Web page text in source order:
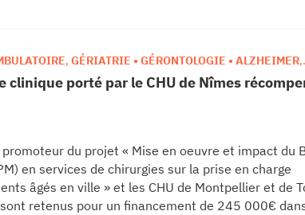
clinique porté par le CHU de Nîmes
, GÉRIATRIE • GÉRONTOLOGIE • ALZHEIMER,
ETUDE
promoteur du projet « Mise en oeuvre et impact du
en services de chirurgies sur la prise en charge
âgés en ville » et les CHU de Montpellier et de
retenus pour un financement de 245 000€